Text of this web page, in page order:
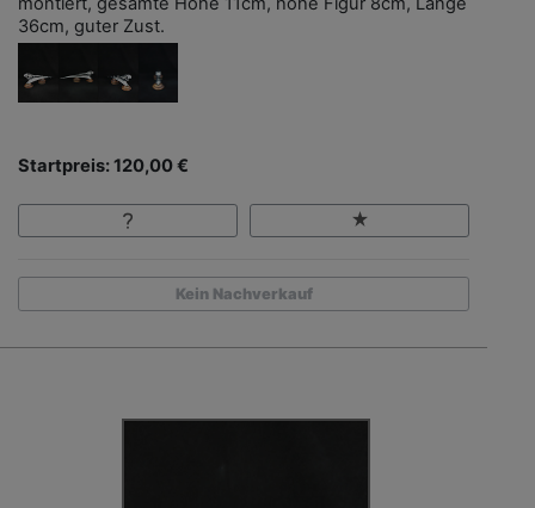
36cm, guter Zust.
Startpreis: 120,00 €
Kein Nachverkauf